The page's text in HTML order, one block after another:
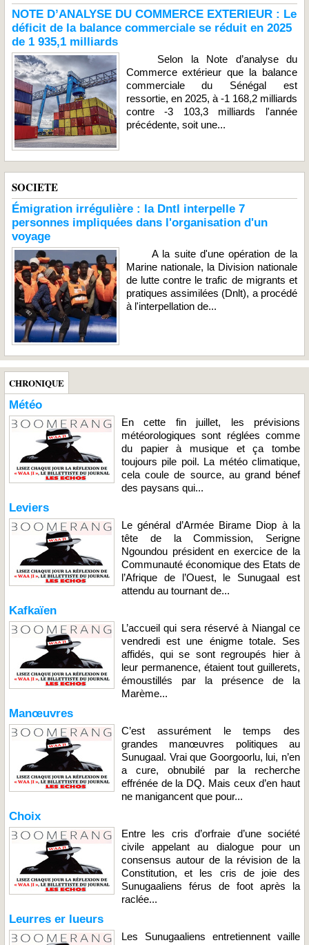
NOTE D’ANALYSE DU COMMERCE EXTERIEUR : Le
déficit de la balance commerciale se réduit en 2025
de 1 935,1 milliards
Selon la Note d’analyse du
Commerce extérieur que la balance
commerciale du Sénégal est
ressortie, en 2025, à -1 168,2 milliards
contre -3 103,3 milliards l'année
précédente, soit une...
SOCIETE
Émigration irrégulière : la Dntl interpelle 7
personnes impliquées dans l'organisation d'un
voyage
A la suite d'une opération de la
Marine nationale, la Division nationale
de lutte contre le trafic de migrants et
pratiques assimilées (Dnlt), a procédé
à l'interpellation de...
CHRONIQUE
Météo
En cette fin juillet, les prévisions
météorologiques sont réglées comme
du papier à musique et ça tombe
toujours pile poil. La météo climatique,
cela coule de source, au grand bénef
des paysans qui...
Leviers
Le général d’Armée Birame Diop à la
tête de la Commission, Serigne
Ngoundou président en exercice de la
Communauté économique des Etats de
l’Afrique de l’Ouest, le Sunugaal est
attendu au tournant de...
Kafkaïen
L’accueil qui sera réservé à Niangal ce
vendredi est une énigme totale. Ses
affidés, qui se sont regroupés hier à
leur permanence, étaient tout guillerets,
émoustillés par la présence de la
Marème...
Manœuvres
C’est assurément le temps des
grandes manœuvres politiques au
Sunugaal. Vrai que Goorgoorlu, lui, n’en
a cure, obnubilé par la recherche
effrénée de la DQ. Mais ceux d’en haut
ne manigancent que pour...
Choix
Entre les cris d’orfraie d’une société
civile appelant au dialogue pour un
consensus autour de la révision de la
Constitution, et les cris de joie des
Sunugaaliens férus de foot après la
raclée...
Leurres er lueurs
Les Sunugaaliens entretiennent vaille